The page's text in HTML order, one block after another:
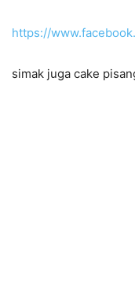
https://
simak juga cake